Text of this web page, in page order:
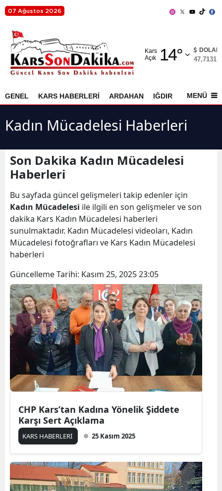
07 Ağustos 2026
Kars
Açık
14°
Adıyaman
Ağrı
Ankara
Antalya
Aydın
Balıkesir
Bilecik
Bitlis
Bolu
Burdur
Bursa
Çanakkale
Çankırı
Çorum
Denizli
Edirne
Elazığ
DOLAR
47,7131
GENEL KARS HABERLERİ ARDAHAN IĞDIR AKYAKA
MENÜ
Kadın Mücadelesi Haberleri
Son Dakika Kadın Mücadelesi
Haberleri
Bu sayfada güncel gelişmeleri takip edenler için
Kadın Mücadelesi ile ilgili en son gelişmeler ve son
dakika Kars Kadın Mücadelesi haberleri
sunulmaktadır. Kadın Mücadelesi videoları, Kadın
Mücadelesi fotoğrafları ve Kars Kadın Mücadelesi
haberleri
Güncelleme Tarihi: Kasım 25, 2025 23:05
CHP Kars’tan Kadına Yönelik Şiddete
Karşı Sert Açıklama
KARS HABERLERİ 25 Kasım 2025